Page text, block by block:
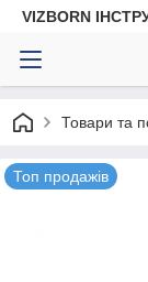
VIZBORN
Товари та
Топ продажів